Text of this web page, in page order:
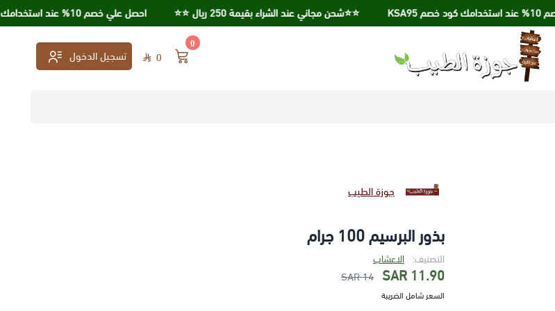
⭐️⭐️شحن مجاني عند الشراء بقيمة 250 ريال ⭐️⭐️ احصل علي خصم 10% عند استخدامك كود خصم KSA95
جوزة الطيب
0
0 تسجيل الدخول
جوزة الطيب
بذور البرسيم 100 جرام
التصنيف: الاعشاب
11.90 SAR
14 SAR
السعر شامل الضريبة